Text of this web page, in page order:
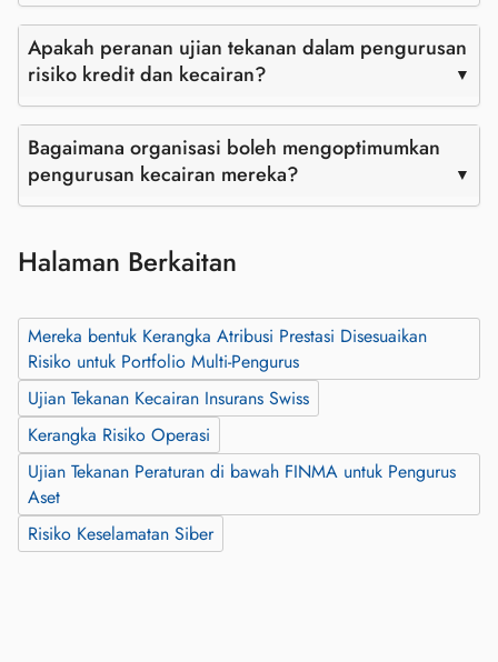
Apakah peranan ujian tekanan dalam pengurusan
risiko kredit dan kecairan?
Bagaimana organisasi boleh mengoptimumkan
pengurusan kecairan mereka?
Halaman Berkaitan
Mereka bentuk Kerangka Atribusi Prestasi Disesuaikan
Risiko untuk Portfolio Multi-Pengurus
Ujian Tekanan Kecairan Insurans Swiss
Kerangka Risiko Operasi
Ujian Tekanan Peraturan di bawah FINMA untuk Pengurus
Aset
Risiko Keselamatan Siber